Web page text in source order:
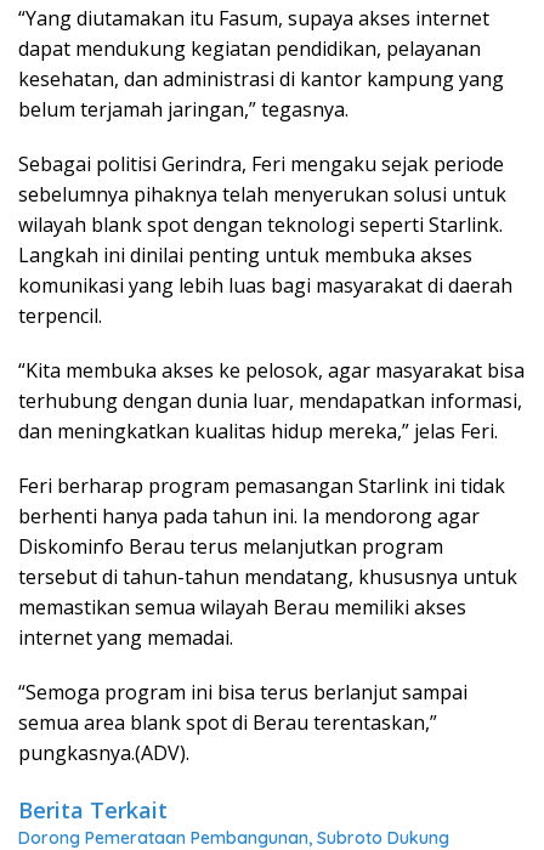
“Yang diutamakan itu Fasum, supaya akses internet
dapat mendukung kegiatan pendidikan, pelayanan
kesehatan, dan administrasi di kantor kampung yang
belum terjamah jaringan,” tegasnya.
Sebagai politisi Gerindra, Feri mengaku sejak periode
sebelumnya pihaknya telah menyerukan solusi untuk
wilayah blank spot dengan teknologi seperti Starlink.
Langkah ini dinilai penting untuk membuka akses
komunikasi yang lebih luas bagi masyarakat di daerah
terpencil.
“Kita membuka akses ke pelosok, agar masyarakat bisa
terhubung dengan dunia luar, mendapatkan informasi,
dan meningkatkan kualitas hidup mereka,” jelas Feri.
Feri berharap program pemasangan Starlink ini tidak
berhenti hanya pada tahun ini. Ia mendorong agar
Diskominfo Berau terus melanjutkan program
tersebut di tahun-tahun mendatang, khususnya untuk
memastikan semua wilayah Berau memiliki akses
internet yang memadai.
“Semoga program ini bisa terus berlanjut sampai
semua area blank spot di Berau terentaskan,”
pungkasnya.(ADV).
Berita Terkait
Dorong Pemerataan Pembangunan, Subroto Dukung